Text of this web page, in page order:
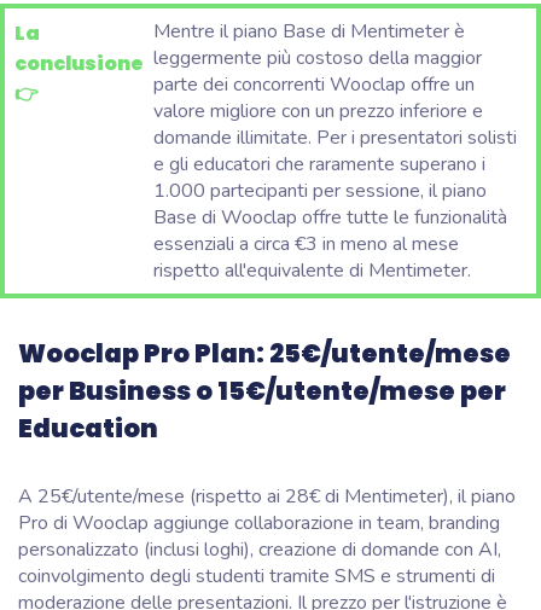
La
conclusione
👉
Mentre il piano Base di Mentimeter è
leggermente più costoso della maggior
parte dei concorrenti Wooclap offre un
valore migliore con un prezzo inferiore e
domande illimitate. Per i presentatori solisti
e gli educatori che raramente superano i
1.000 partecipanti per sessione, il piano
Base di Wooclap offre tutte le funzionalità
essenziali a circa €3 in meno al mese
rispetto all'equivalente di Mentimeter.
Wooclap Pro Plan: 25€/utente/mese
per Business o 15€/utente/mese per
Education
A 25€/utente/mese (rispetto ai 28€ di Mentimeter), il piano
Pro di Wooclap aggiunge collaborazione in team, branding
personalizzato (inclusi loghi), creazione di domande con AI,
coinvolgimento degli studenti tramite SMS e strumenti di
moderazione delle presentazioni. Il prezzo per l'istruzione è